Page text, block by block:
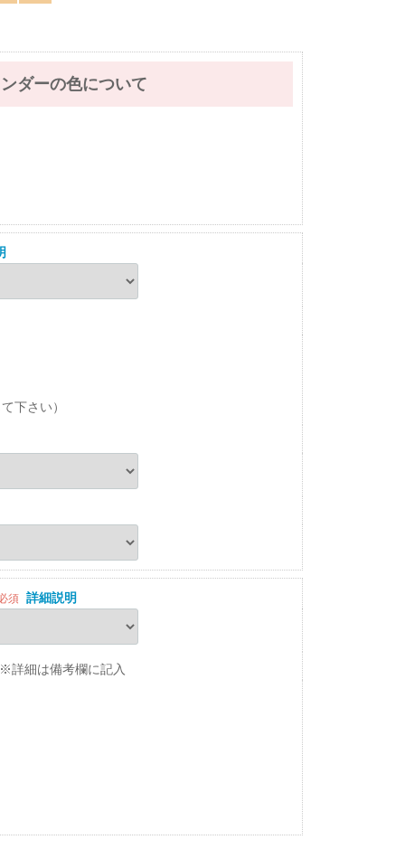
ダーの色について
下さい）
須 詳細説明
細は備考欄に記入